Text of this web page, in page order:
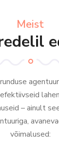
Meist
– ainult
võimalused: